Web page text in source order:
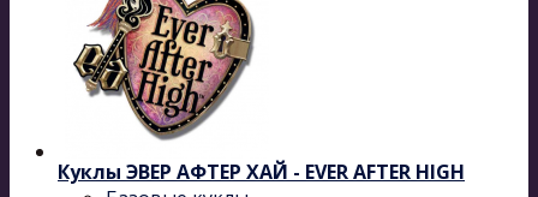
Куклы ЭВЕР АФТЕР ХАЙ - EVER AFTER HIGH